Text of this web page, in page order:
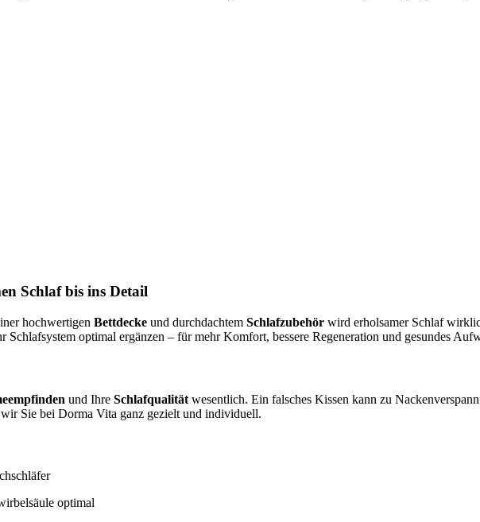
Schlaf bis ins Detail
hochwertigen Bettdecke und durchdachtem Schlafzubehör wird erholsamer Schlaf
Schlafsystem optimal ergänzen – für mehr Komfort, bessere Regeneration und gesundes
und Ihre Schlafqualität wesentlich. Ein falsches Kissen kann zu
Sie bei Dorma Vita ganz gezielt und individuell.
optimal